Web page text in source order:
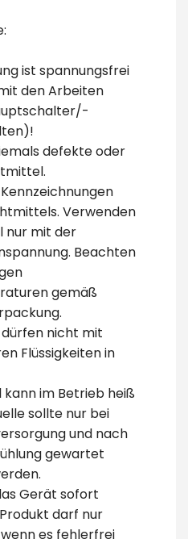
ist spannungsfrei
den Arbeiten
defekte oder
Verwenden
nur mit der
Beachten
gemäß
nicht mit
Flüssigkeiten in
im Betrieb heiß
sollte nur bei
und nach
gewartet
Gerät sofort
darf nur
es fehlerfrei